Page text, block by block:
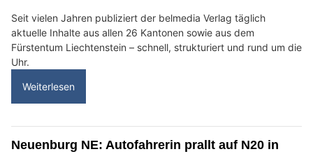
Seit vielen Jahren publiziert der belmedia Verlag täglich
aktuelle Inhalte aus allen 26 Kantonen sowie aus dem
Fürstentum Liechtenstein – schnell, strukturiert und rund um die
Uhr.
Weiterlesen
Neuenburg NE: Autofahrerin prallt auf N20 in